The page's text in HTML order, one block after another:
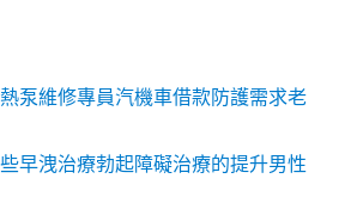
泵維修專員汽機車借款防護需求老
早洩治療勃起障礙治療的提升男性